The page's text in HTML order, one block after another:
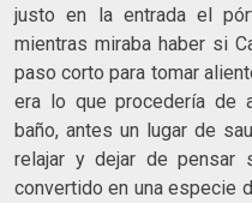
justo en la entrada el
mientras miraba haber si
paso corto para tomar
era lo que procedería de
baño, antes un lugar de
relajar y dejar de pensar
convertido en una especie